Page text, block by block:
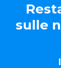
sulle